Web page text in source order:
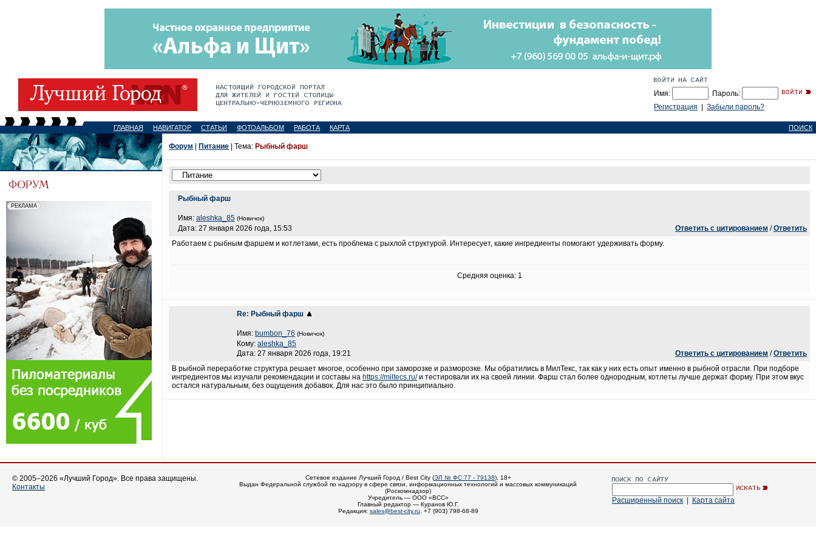
Имя:
Пароль:
Регистрация
Забыли пароль?
ГЛАВНАЯ НАВИГАТОР СТАТЬИ ФОТОАЛЬБОМ РАБОТА КАРТА ПОИСК
Форум Питание | Тема: Рыбный фарш
Рыбный фарш
Имя: aleshka_85 (Новичок)
Дата: 27 января 2026 года, 15:53 Ответить с цитированием /Ответить
Работаем с рыбным фаршем и котлетами, есть проблема с рыхлой структурой. Интересует, какие ингредиенты помогают удерживать форму.
Средняя оценка: 1
Re: Рыбный фарш
Имя: bumbon_76 (Новичок)
Кому: aleshka_85
Дата: 27 января 2026 года, 19:21
Ответить с цитированием /Ответить
В рыбной переработке структура решает многое, особенно при заморозке и разморозке. Мы обратились в МилТекс, так как у них есть опыт именно в рыбной отрасли. При подборе
ингредиентов мы изучали рекомендации и составы на https://miltecs.ru/и тестировали их на своей линии. Фарш стал более однородным, котлеты лучше держат форму. При этом вкус
остался натуральным, без ощущения добавок. Для нас это было принципиально.
© 2005–2026 «Лучший Город». Все права защищены.
Контакты
Сетевое издание Лучший Город / Best City (ЭЛ № ФС 77 - 79138), 18+
Выдан Федеральной службой по надзору в сфере связи, информационных технологий и массовых коммуникаций
(Роскомнадзор)
Учредитель — ООО «ВСС»
Главный редактор — Куранов Ю.Г.
Редакция: sales@best-city.ru , +7 (903) 798-68-89
Расширенный поиск Карта сайта